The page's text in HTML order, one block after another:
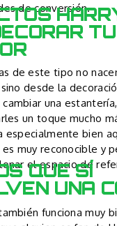
de conversión.
TU
de este tipo no
desde la
una
un toque mucho
especialmente bien
muy reconocible y
el espacio de
QUE SÍ
UNA
funciona muy